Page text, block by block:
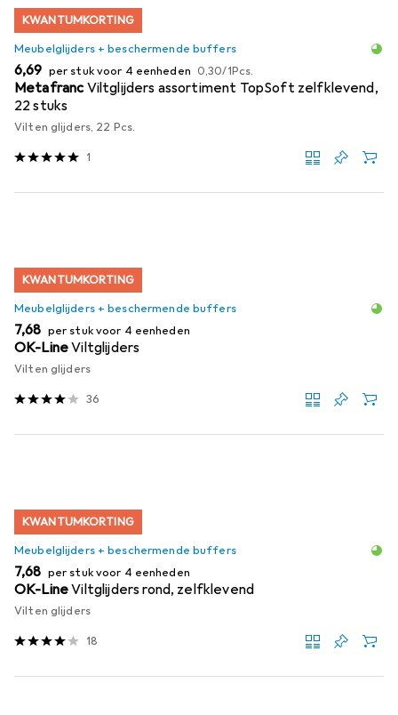
KWANTUMKORTING
Meubelglijders + beschermende buffers
EUR
6,69 per stuk voor 4 eenheden EUR
0,30/1Pcs.
MetafrancViltglijders assortiment TopSoft zelfklevend,
22 stuks
Vilten glijders, 22 Pcs.
1
KWANTUMKORTING
Meubelglijders + beschermende buffers
EUR
7,68 per stuk voor 4 eenheden
OK-LineViltglijders
Vilten glijders
36
KWANTUMKORTING
Meubelglijders + beschermende buffers
EUR
7,68 per stuk voor 4 eenheden
OK-LineViltglijders rond, zelfklevend
Vilten glijders
18